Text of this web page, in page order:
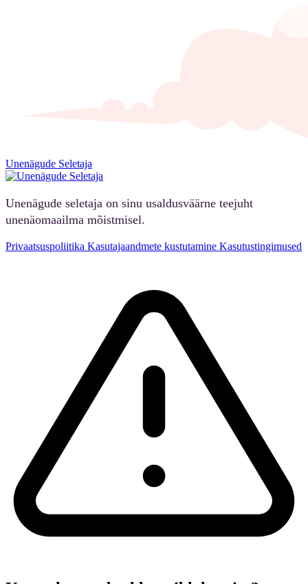
Unenägude Seletaja
Unenägude seletaja on sinu usaldusväärne teejuht
unenäomaailma mõistmisel.
Privaatsuspoliitika Kasutajaandmete kustutamine Kasutustingimused